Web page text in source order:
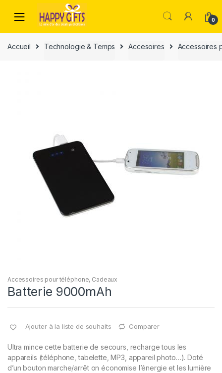
0
Accueil Technologie & Temps Accesoires Accessoires
Accessoires pour téléphone, Cadeaux
Batterie 9000mAh
Ajouter à la liste de souhaits Comparer
Ultra mince cette batterie de secours, recharge tous les
appareils (téléphone, tabelette, MP3, appareil photo…). Doté
d’un bouton marche/arrêt on économise l’énergie et les lumière